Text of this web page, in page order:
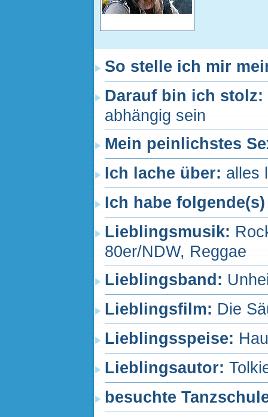
So stelle ich mir
Darauf bin ich stolz:
abhängig sein
Mein peinlichstes
Ich lache über: alles
Ich habe
Lieblingsmusik:
80er/NDW, Reggae
Lieblingsband:
Lieblingsfilm: Die
Lieblingsspeise:
Lieblingsautor:
besuchte